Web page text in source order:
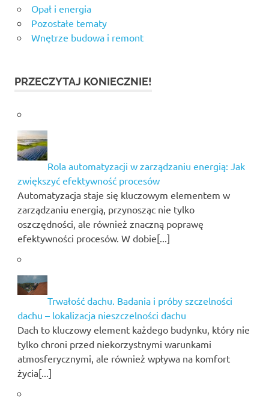
Opał i energia
Pozostałe tematy
Wnętrze budowa i remont
PRZECZYTAJ KONIECZNIE!
Rola automatyzacji w zarządzaniu energią: Jak
zwiększyć efektywność procesów
Automatyzacja staje się kluczowym elementem w
zarządzaniu energią, przynosząc nie tylko
oszczędności, ale również znaczną poprawę
efektywności procesów. W dobie[...]
Trwałość dachu. Badania i próby szczelności
dachu – lokalizacja nieszczelności dachu
Dach to kluczowy element każdego budynku, który nie
tylko chroni przed niekorzystnymi warunkami
atmosferycznymi, ale również wpływa na komfort
życia[...]